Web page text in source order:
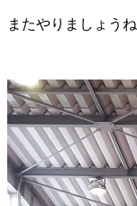
またやりましょうね